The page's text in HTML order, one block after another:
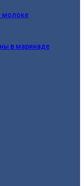
молоке
в маринаде